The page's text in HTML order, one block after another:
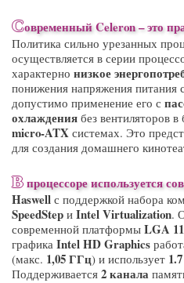
СовременныйCeleron– это
Политика сильно урезанных
осуществляется в серии
характерно низкое
понижения напряжения питания
допустимо применение его с
охлаждения без вентиляторов
micro-ATX системах. Это
для создания домашнего
Впроцессоре используется
Haswell с поддержкой набора
SpeedStep и IntelVirtualization.
современной платформы LGA
графика IntelHDGraphics
(макс. 1,05 ГГц) и использует
Поддерживается 2 канала